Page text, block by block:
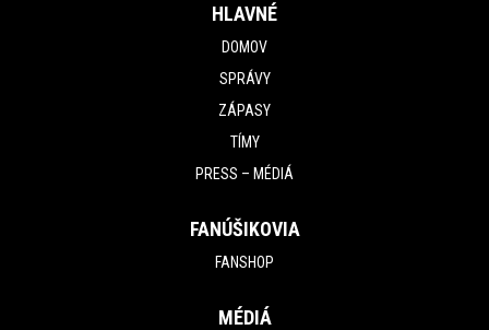
HLAVNÉ
DOMOV
SPRÁVY
ZÁPASY
TÍMY
PRESS – MÉDIÁ
FANÚŠIKOVIA
FANSHOP
MÉDIÁ